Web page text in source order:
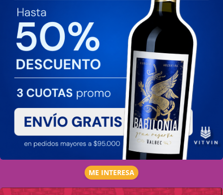
ME INTERESA